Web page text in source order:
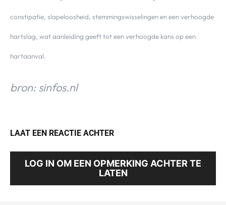
constipatie, slapeloosheid, stemmingswisselingen en een verhoogde
hartslag, wat aanleiding geeft tot een verhoogde kans op een
hartaanval.
bron: sinfos.nl
LAAT EEN REACTIE ACHTER
LOG IN OM EEN OPMERKING ACHTER TE
LATEN